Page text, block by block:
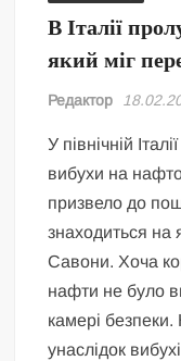
В Італії
який міг
Редактор
У північній
вибухи на
призвело до
знаходиться на
Савони. Хоча
нафти не було
камері
унаслідок